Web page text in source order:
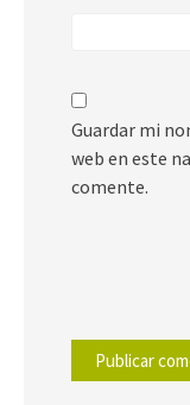
Guardar mi
web en este
comente.